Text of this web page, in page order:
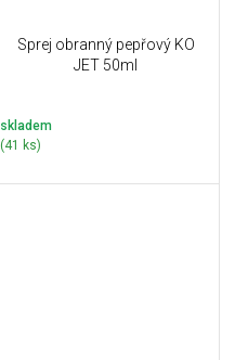
Sprej obranný pepřový KO
JET 50ml
skladem
(41 ks)